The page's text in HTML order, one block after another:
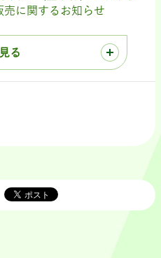
売に関するお知らせ
る